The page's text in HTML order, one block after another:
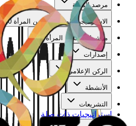
مرصد المرأة
الاستراتيجية الوطنية لتمكين المرأة 2030
مؤشرات تمكين المرأة
إصدارات
الركن الإعلامي
الأنشطة
التشريعات
استراتيجيات ذات صلة